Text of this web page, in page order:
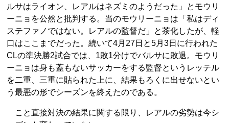
ルサはライオン、レアルはネズミのようだった」とモウリ
ーニョを公然と批判する。当のモウリーニョは「私はディ
ステファノではない。レアルの監督だ」と茶化したが、軽
口はここまでだった。続いて4月27日と5月3日に行われた
CLの準決勝2試合では、1敗1分けでバルサに敗退。モウリ
ーニョは身も蓋もないサッカーをする監督というレッテル
を二重、三重に貼られた上に、結果もろくに出せないとい
う最悪の形でシーズンを終えたのである。
こと直接対決の結果に関する限り、レアルの劣勢は今シ